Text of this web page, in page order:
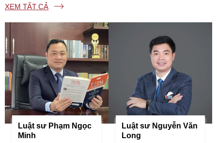
XEM TẤT CẢ
Luật sư Phạm Ngọc
Minh
Luật sư Nguyễn Văn
Long